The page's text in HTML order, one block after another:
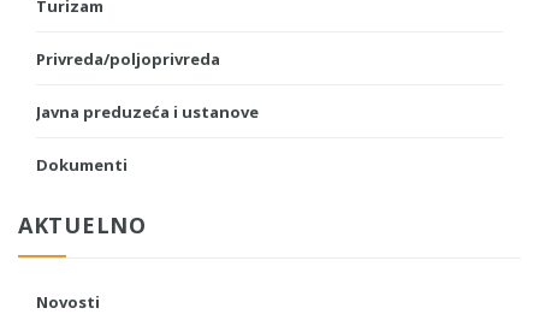
Turizam
Privreda/poljoprivreda
Javna preduzeća i ustanove
Dokumenti
AKTUELNO
Novosti